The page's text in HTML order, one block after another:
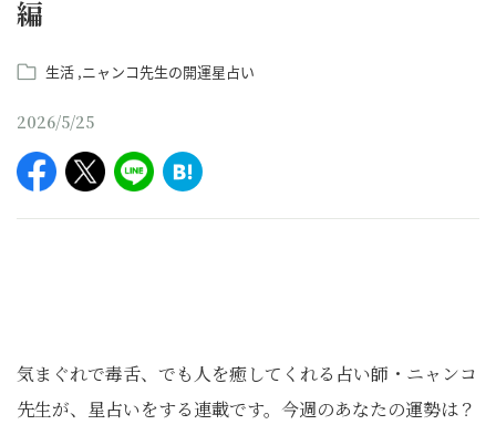
編
生活 ニャンコ先生の開運星占い
2026/5/25
気まぐれで毒舌、でも人を癒してくれる占い師・ニャンコ
先生が、星占いをする連載です。今週のあなたの運勢は？